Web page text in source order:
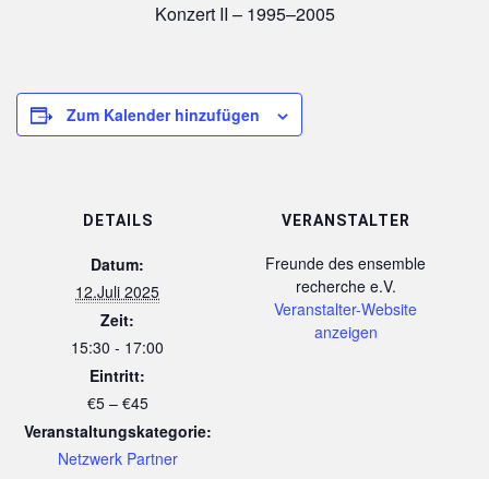
Konzert II – 1995–2005
Zum Kalender hinzufügen
DETAILS
Datum:
12.Juli 2025
Zeit:
15:30 - 17:00
Eintritt:
€5 – €45
Veranstaltungskategorie:
Netzwerk Partner
VERANSTALTER
Freunde des ensemble
recherche e.V.
Veranstalter-Website
anzeigen